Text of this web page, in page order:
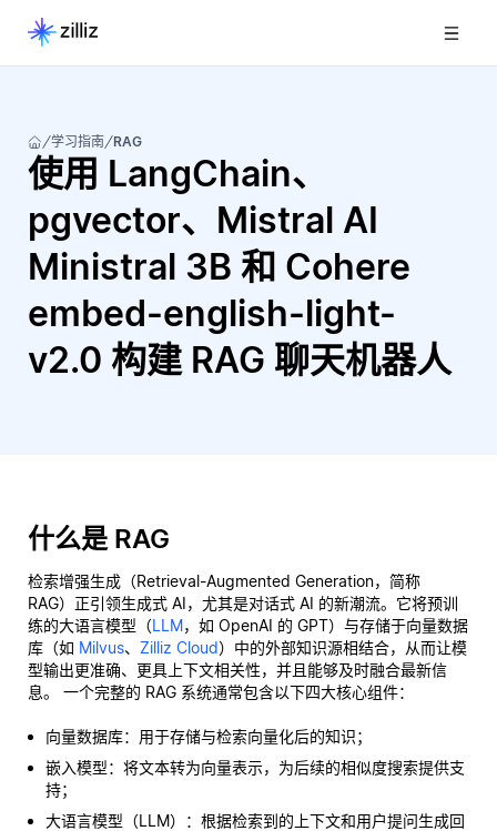
学习指南 RAG
使用 LangChain、
pgvector、Mistral AI
Ministral 3B 和 Cohere
embed-english-light-
v2.0 构建 RAG 聊天机器人
什么是 RAG
检索增强生成（Retrieval-Augmented Generation，简称
RAG）正引领生成式 AI，尤其是对话式 AI 的新潮流。它将预训
练的大语言模型（LLM，如 OpenAI 的 GPT）与存储于向量数据
库（如 Milvus、 Zilliz Cloud）中的外部知识源相结合，从而让模
型输出更准确、更具上下文相关性，并且能够及时融合最新信
息。 一个完整的 RAG 系统通常包含以下四大核心组件：
向量数据库：用于存储与检索向量化后的知识；
嵌入模型：将文本转为向量表示，为后续的相似度搜索提供支
持；
大语言模型（LLM）：根据检索到的上下文和用户提问生成回